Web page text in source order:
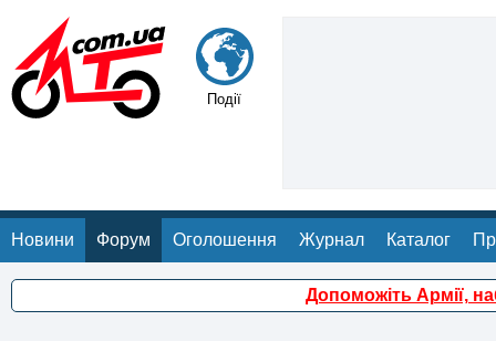
Події
Новини Форум Оголошення Журнал Каталог
Допоможіть Армії,